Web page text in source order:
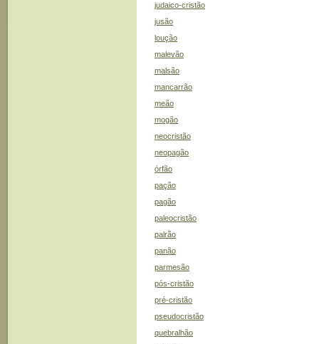
judaico-cristão
jusão
loução
malevão
malsão
mancarrão
meão
mogão
neocristão
neopagão
órfão
pação
pagão
paleocristão
palrão
panão
parmesão
pós-cristão
pré-cristão
pseudocristão
quebralhão